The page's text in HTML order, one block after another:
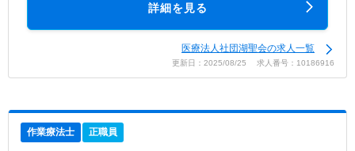
詳細を見る
医療法人社団湖聖会の求人一覧
更新日：2025/08/25 求人番号：10186916
作業療法士 正職員